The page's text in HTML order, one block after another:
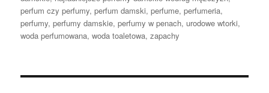
perfum czy perfumy,perfum damski,perfume,perfumeria,
perfumy,perfumy damskie,perfumy w penach, urodowe wtorki,
woda perfumowana,woda toaletowa,zapachy